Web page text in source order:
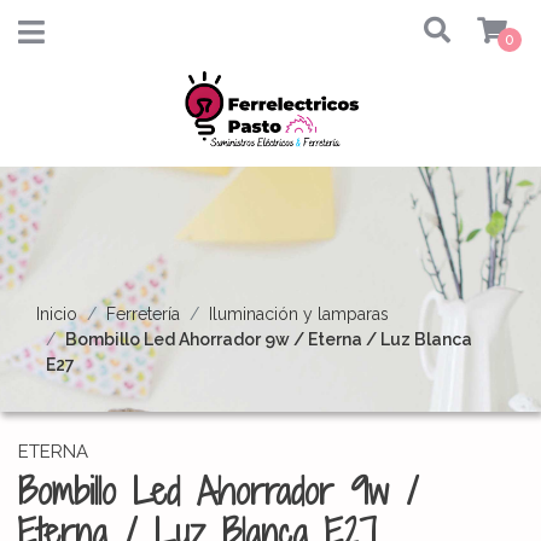
0
Inicio Ferretería
Iluminación y lamparas
Bombillo Led Ahorrador 9w / Eterna / Luz Blanca
E27
ETERNA
Bombillo Led Ahorrador 9w /